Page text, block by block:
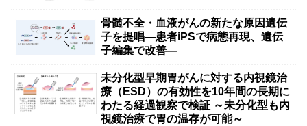
骨髄不全・血液がんの新たな原因遺伝
子を提唱―患者iPSで病態再現、遺伝
子編集で改善―
未分化型早期胃がんに対する内視鏡治
療（ESD）の有効性を10年間の長期に
わたる経過観察で検証 ～未分化型も内
視鏡治療で胃の温存が可能～